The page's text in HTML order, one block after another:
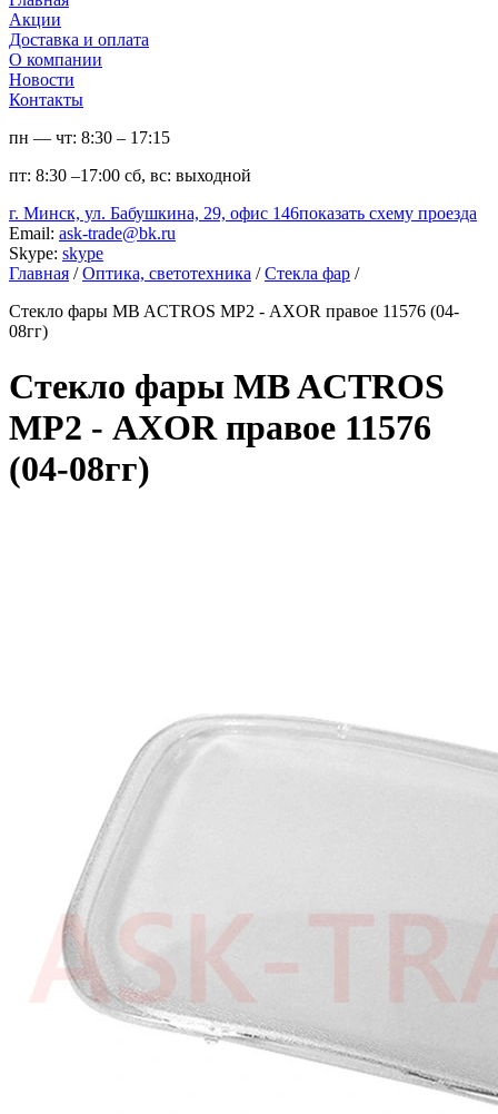
Акции
Доставка и оплата
О компании
Новости
Контакты
пн — чт: 8:30 – 17:15
пт: 8:30 –17:00 сб, вс: выходной
г. Минск, ул. Бабушкина, 29, офис 146показать схему проезда
Email: ask-trade@bk.ru
Skype: skype
Главная / Оптика, светотехника / Стекла фар /
Стекло фары MB ACTROS МР2 - AXOR правое 11576 (04-
08гг)
Стекло фары MB ACTROS
МР2 - AXOR правое 11576
(04-08гг)